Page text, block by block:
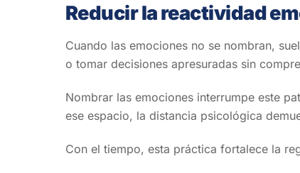
Reducir la reactividad
Cuando las emociones no se nombran,
o tomar decisiones apresuradas sin
Nombrar las emociones interrumpe este
ese espacio, la distancia psicológica
Con el tiempo, esta práctica fortalece la